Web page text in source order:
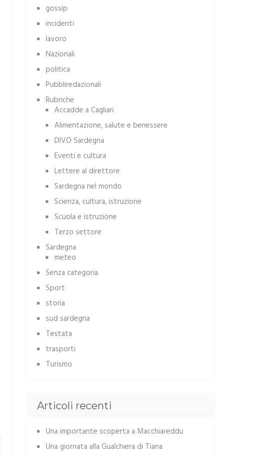
gossip
incidenti
lavoro
Nazionali
politica
Pubbliredazionali
Rubriche
Accadde a Cagliari
Alimentazione, salute e benessere
DIVO Sardegna
Eventi e cultura
Lettere al direttore
Sardegna nel mondo
Scienza, cultura, istruzione
Scuola e istruzione
Terzo settore
Sardegna
meteo
Senza categoria
Sport
storia
sud sardegna
Testata
trasporti
Turismo
Articoli recenti
Una importante scoperta a Macchiareddu
Una giornata alla Gualchiera di Tiana